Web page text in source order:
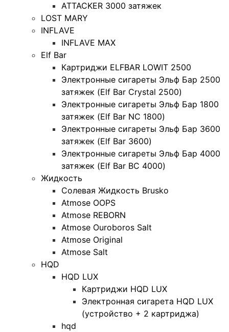
ATTACKER 3000 затяжек
LOST MARY
INFLAVE
INFLAVE MAX
Elf Bar
Картриджи ELFBAR LOWIT 2500
Электронные сигареты Эльф Бар 2500
затяжек (Elf Bar Crystal 2500)
Электронные сигареты Эльф Бар 1800
затяжек (Elf Bar NC 1800)
Электронные сигареты Эльф Бар 3600
затяжек (Elf Bar 3600)
Электронные сигареты Эльф Бар 4000
затяжек (Elf Bar BC 4000)
Жидкость
Солевая Жидкость Brusko
Atmose OOPS
Atmose REBORN
Atmose Ouroboros Salt
Atmose Original
Atmose Salt
HQD
HQD LUX
Картриджи HQD LUX
Электронная сигарета HQD LUX
(устройство + 2 картриджа)
hqd